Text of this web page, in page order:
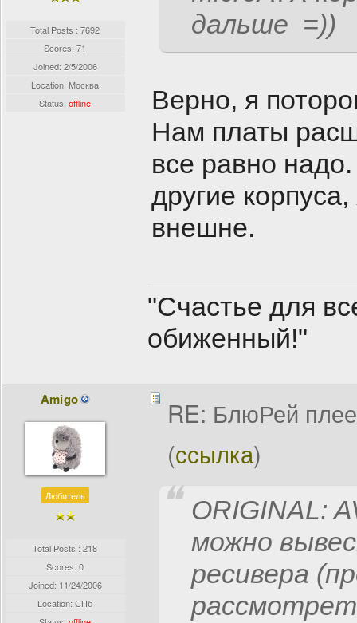
Total Posts : 7692
Scores: 71
Joined: 2/5/2006
Location: Москва
Status:offline
дальше =))
Верно, я
Нам платы
все равно
другие
внешне.
"Счастье для
обиженный!"
Amigo
Любитель
Total Posts : 218
Scores: 0
Joined: 11/24/2006
Location: СПб
RE: БлюРей
(ссылка)
ORIGINAL:
можно
ресивера